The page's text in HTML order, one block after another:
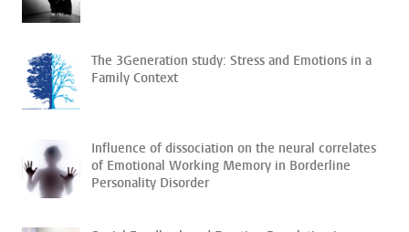
The 3Generation study: Stress and Emotions in a
Family Context
Influence of dissociation on the neural correlates
of Emotional Working Memory in Borderline
Personality Disorder